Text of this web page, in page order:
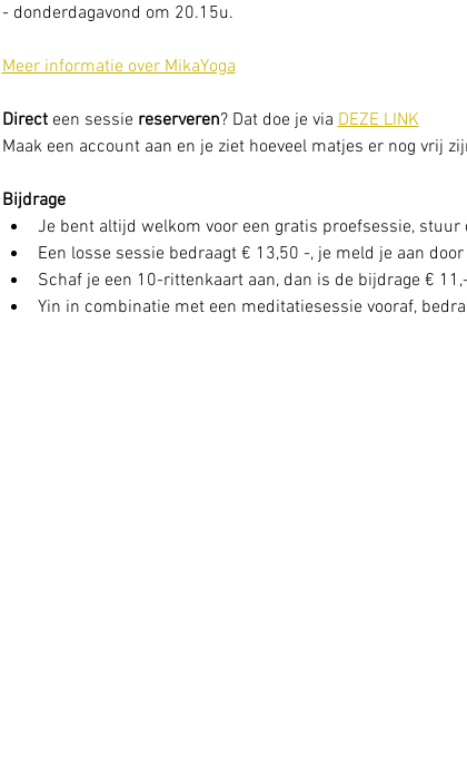
- donderdagavond om 20.15u.
Meer informatie over MikaYoga
Direct een sessie reserveren? Dat doe je via DEZE LINK
Maak een account aan en je ziet hoeveel matjes er nog vrij
Bijdrage
Je bent altijd welkom voor een gratis proefsessie,
Een losse sessie bedraagt € 13,50 -, je meld je aan door
Schaf je een 10-rittenkaart aan, dan is de bijdrage €
Yin in combinatie met een meditatiesessie vooraf,